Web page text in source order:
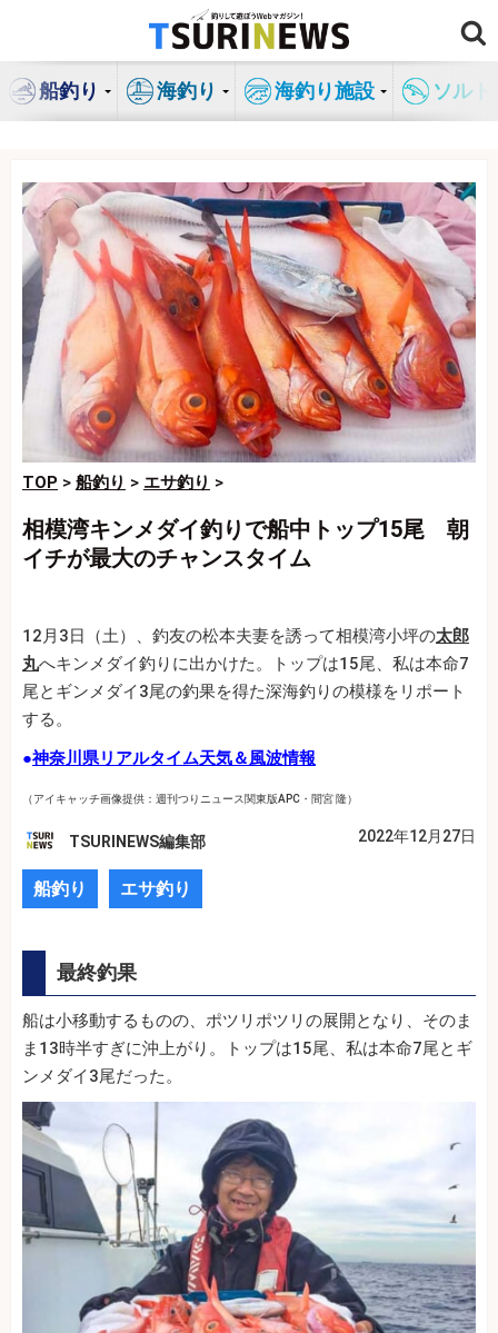
ン
船釣り 海釣り 海釣り施設 ソル
TOP > 船釣り > エサ釣り >
相模湾キンメダイ釣りで船中トップ15尾 朝
イチが最大のチャンスタイム
12月3日（土）、釣友の松本夫妻を誘って相模湾小坪の太郎
丸へキンメダイ釣りに出かけた。トップは15尾、私は本命7
尾とギンメダイ3尾の釣果を得た深海釣りの模様をリポート
する。
●神奈川県リアルタイム天気＆風波情報
（アイキャッチ画像提供：週刊つりニュース関東版APC・間宮 隆）
TSURINEWS編集部 2022年12月27日
船釣り エサ釣り
最終釣果
船は小移動するものの、ポツリポツリの展開となり、そのま
ま13時半すぎに沖上がり。トップは15尾、私は本命7尾とギ
ンメダイ3尾だった。